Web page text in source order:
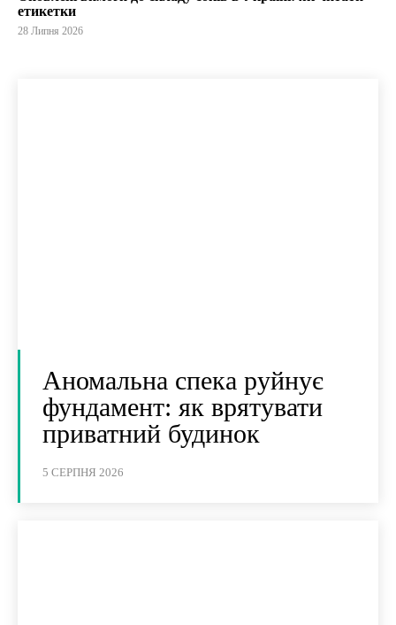
етикетки
28 Липня 2026
Аномальна спека руйнує
фундамент: як врятувати
приватний будинок
5 СЕРПНЯ 2026